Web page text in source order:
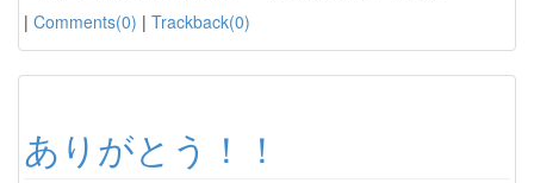
| Comments(0) | Trackback(0)
ありがとう！！